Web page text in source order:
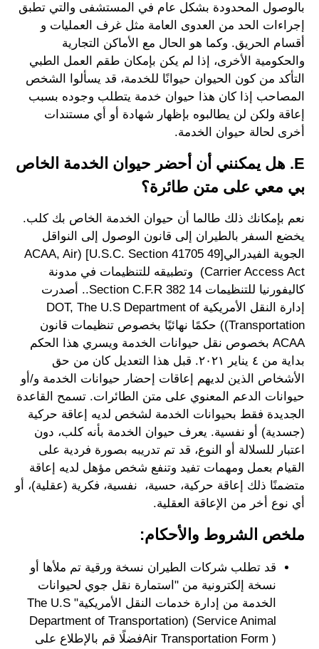
بالوصول المحدودة بشكل عام في المستشفى والتي تطبق
إجراءات الحد من العدوى العامة مثل غرف العمليات و
أقسام الحريق. وكما هو الحال مع الأماكن التجارية
والحكومية الأخرى، إذا لم يكن بإمكان طقم العمل الطبي
التأكد من كون الحيوان حيوانًا للخدمة، قد يسألوا الشخص
المصاحب إذا كان هذا حيوان خدمة يتطلب وجوده بسبب
إعاقة ولكن لن يطالبوه بإظهار شهادة أو أي مستندات
أخرى لحالة حيوان الخدمة.
E. هل يمكنني أن أحضر حيوان الخدمة الخاص
بي معي على متن طائرة؟
نعم بإمكانك ذلك طالما أن حيوان الخدمة الخاص بك كلب.
يخضع السفر بالطيران إلى قانون الوصول إلى النواقل
الجوية الفيدرالي[49 U.S.C. Section 41705] (ACAA, Air
Carrier Access Act) وتطبيقه للتنظيمات في مدونة
كاليفورنيا للتنظيمات 14 382 Section C.F.R.. أصدرت
إدارة النقل الأمريكية DOT, The U.S Department of
Transportation)) حكمًا نهائيًا بخصوص تنظيمات قانون
ACAA بخصوص نقل حيوانات الخدمة ويسري هذا الحكم
بداية من ٤ يناير ٢٠٢١. قبل هذا التعديل كان من حق
الأشخاص الذين لديهم إعاقات إحضار حيوانات الخدمة و/أو
حيوانات الدعم المعنوي على متن الطائرات. تسمح القاعدة
الجديدة فقط بحيوانات الخدمة لشخص لديه إعاقة حركية
(جسدية) أو نفسية. يعرف حيوان الخدمة بأنه كلب، دون
اعتبار للسلالة أو النوع، قد تم تدريبه بصورة فردية على
القيام بعمل ومهمات تفيد وتنفع شخص مؤهل لديه إعاقة
متضمنًا ذلك إعاقة حركية، حسية، نفسية، فكرية (عقلية)، أو
أي نوع أخر من الإعاقة العقلية.
ملخص الشروط والأحكام:
قد تطلب شركات الطيران نسخة ورقية تم ملأها أو
نسخة إلكترونية من "استمارة نقل جوي لحيوانات
الخدمة من إدارة خدمات النقل الأمريكية" The U.S
Department of Transportation) (Service Animal
Air Transportation Form )فضلًا قم بالإطلاع على